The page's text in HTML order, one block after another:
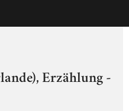
Erzählung -